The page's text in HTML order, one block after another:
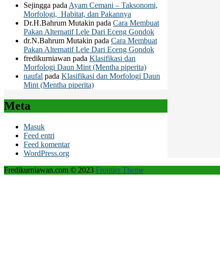
Sejingga pada Ayam Cemani – Taksonomi,
Morfologi, Habitat, dan Pakannya
Dr.H.Bahrum Mutakin pada Cara Membuat
Pakan Alternatif Lele Dari Eceng Gondok
dr.N.Bahrum Mutakin pada Cara Membuat
Pakan Alternatif Lele Dari Eceng Gondok
fredikurniawan pada Klasifikasi dan
Morfologi Daun Mint (Mentha piperita)
naufal pada Klasifikasi dan Morfologi Daun
Mint (Mentha piperita)
Meta
Masuk
Feed entri
Feed komentar
WordPress.org
Fredikurniawan.com © 2023 Frontier Theme